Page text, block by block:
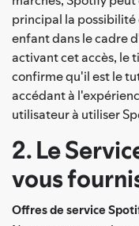
principal la
enfant dans le cadre
activant cet accès, le
confirme qu'il est le
accédant à
utilisateur à utiliser
2. Le
vous
Offres de service